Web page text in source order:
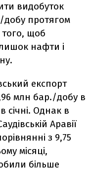
видобуток
протягом
щоб
нафти і
експорт
млн бар./добу в
січні. Однак в
Аравії
з 9,75
місяці,
більше